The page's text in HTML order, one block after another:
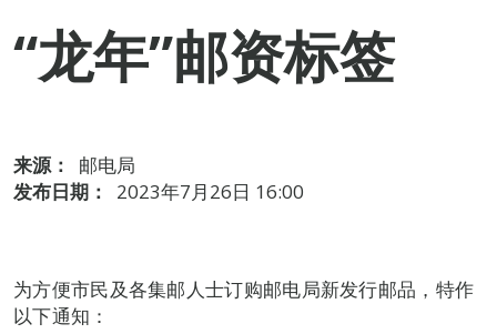
“龙年”邮资标签
来源：
邮电局
发布日期：
2023年7月26日 16:00
为方便市民及各集邮人士订购邮电局新发行邮品，特作
以下通知：